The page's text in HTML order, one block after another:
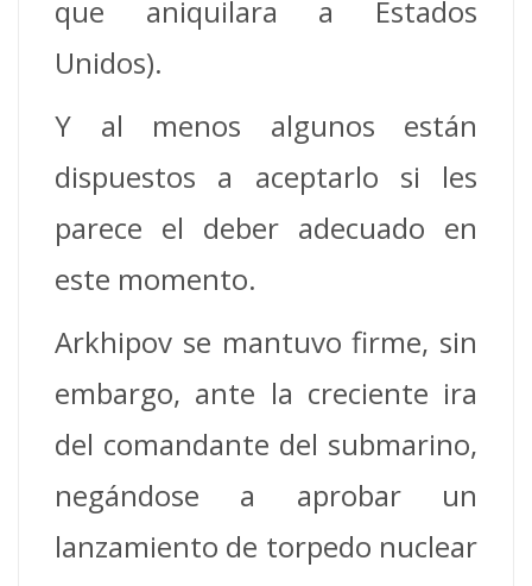
que aniquilara a Estados
Unidos).
Y al menos algunos están
dispuestos a aceptarlo si les
parece el deber adecuado en
este momento.
Arkhipov se mantuvo firme, sin
embargo, ante la creciente ira
del comandante del submarino,
negándose a aprobar un
lanzamiento de torpedo nuclear